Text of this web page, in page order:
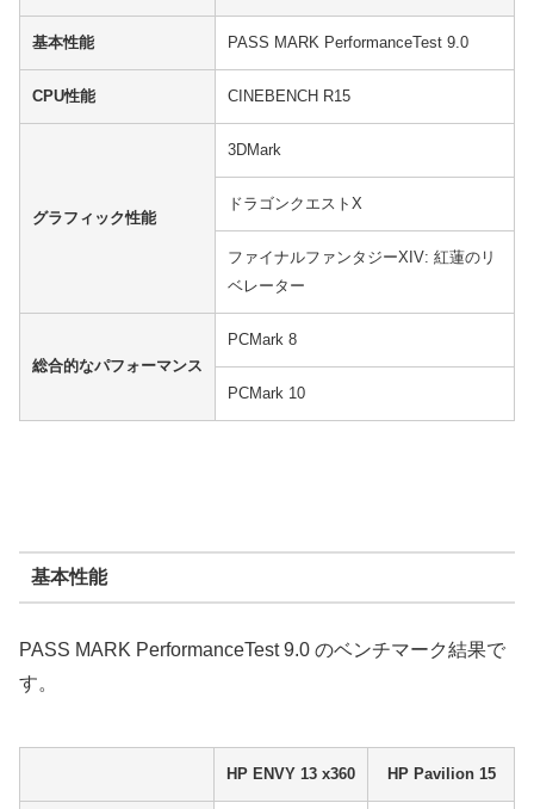
基本性能 PASS MARK PerformanceTest 9.0
CPU性能 CINEBENCH R15
グラフィック性能
3DMark
ドラゴンクエストX
ファイナルファンタジーXIV: 紅蓮のリ
ベレーター
総合的なパフォーマンス
PCMark 8
PCMark 10
基本性能
PASS MARK PerformanceTest 9.0 のベンチマーク結果で
す。
HP ENVY 13 x360 HP Pavilion 15